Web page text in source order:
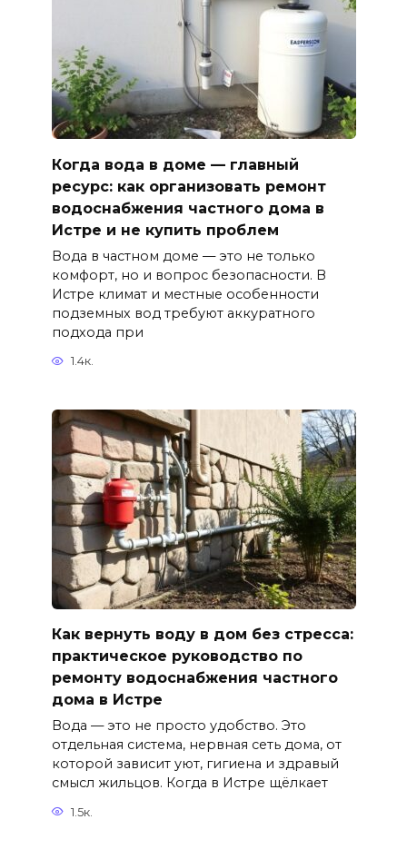
Когда вода в доме — главный
ресурс: как организовать ремонт
водоснабжения частного дома в
Истре и не купить проблем
Вода в частном доме — это не только
комфорт, но и вопрос безопасности. В
Истре климат и местные особенности
подземных вод требуют аккуратного
подхода при
1.4к.
Как вернуть воду в дом без стресса:
практическое руководство по
ремонту водоснабжения частного
дома в Истре
Вода — это не просто удобство. Это
отдельная система, нервная сеть дома, от
которой зависит уют, гигиена и здравый
смысл жильцов. Когда в Истре щёлкает
1.5к.